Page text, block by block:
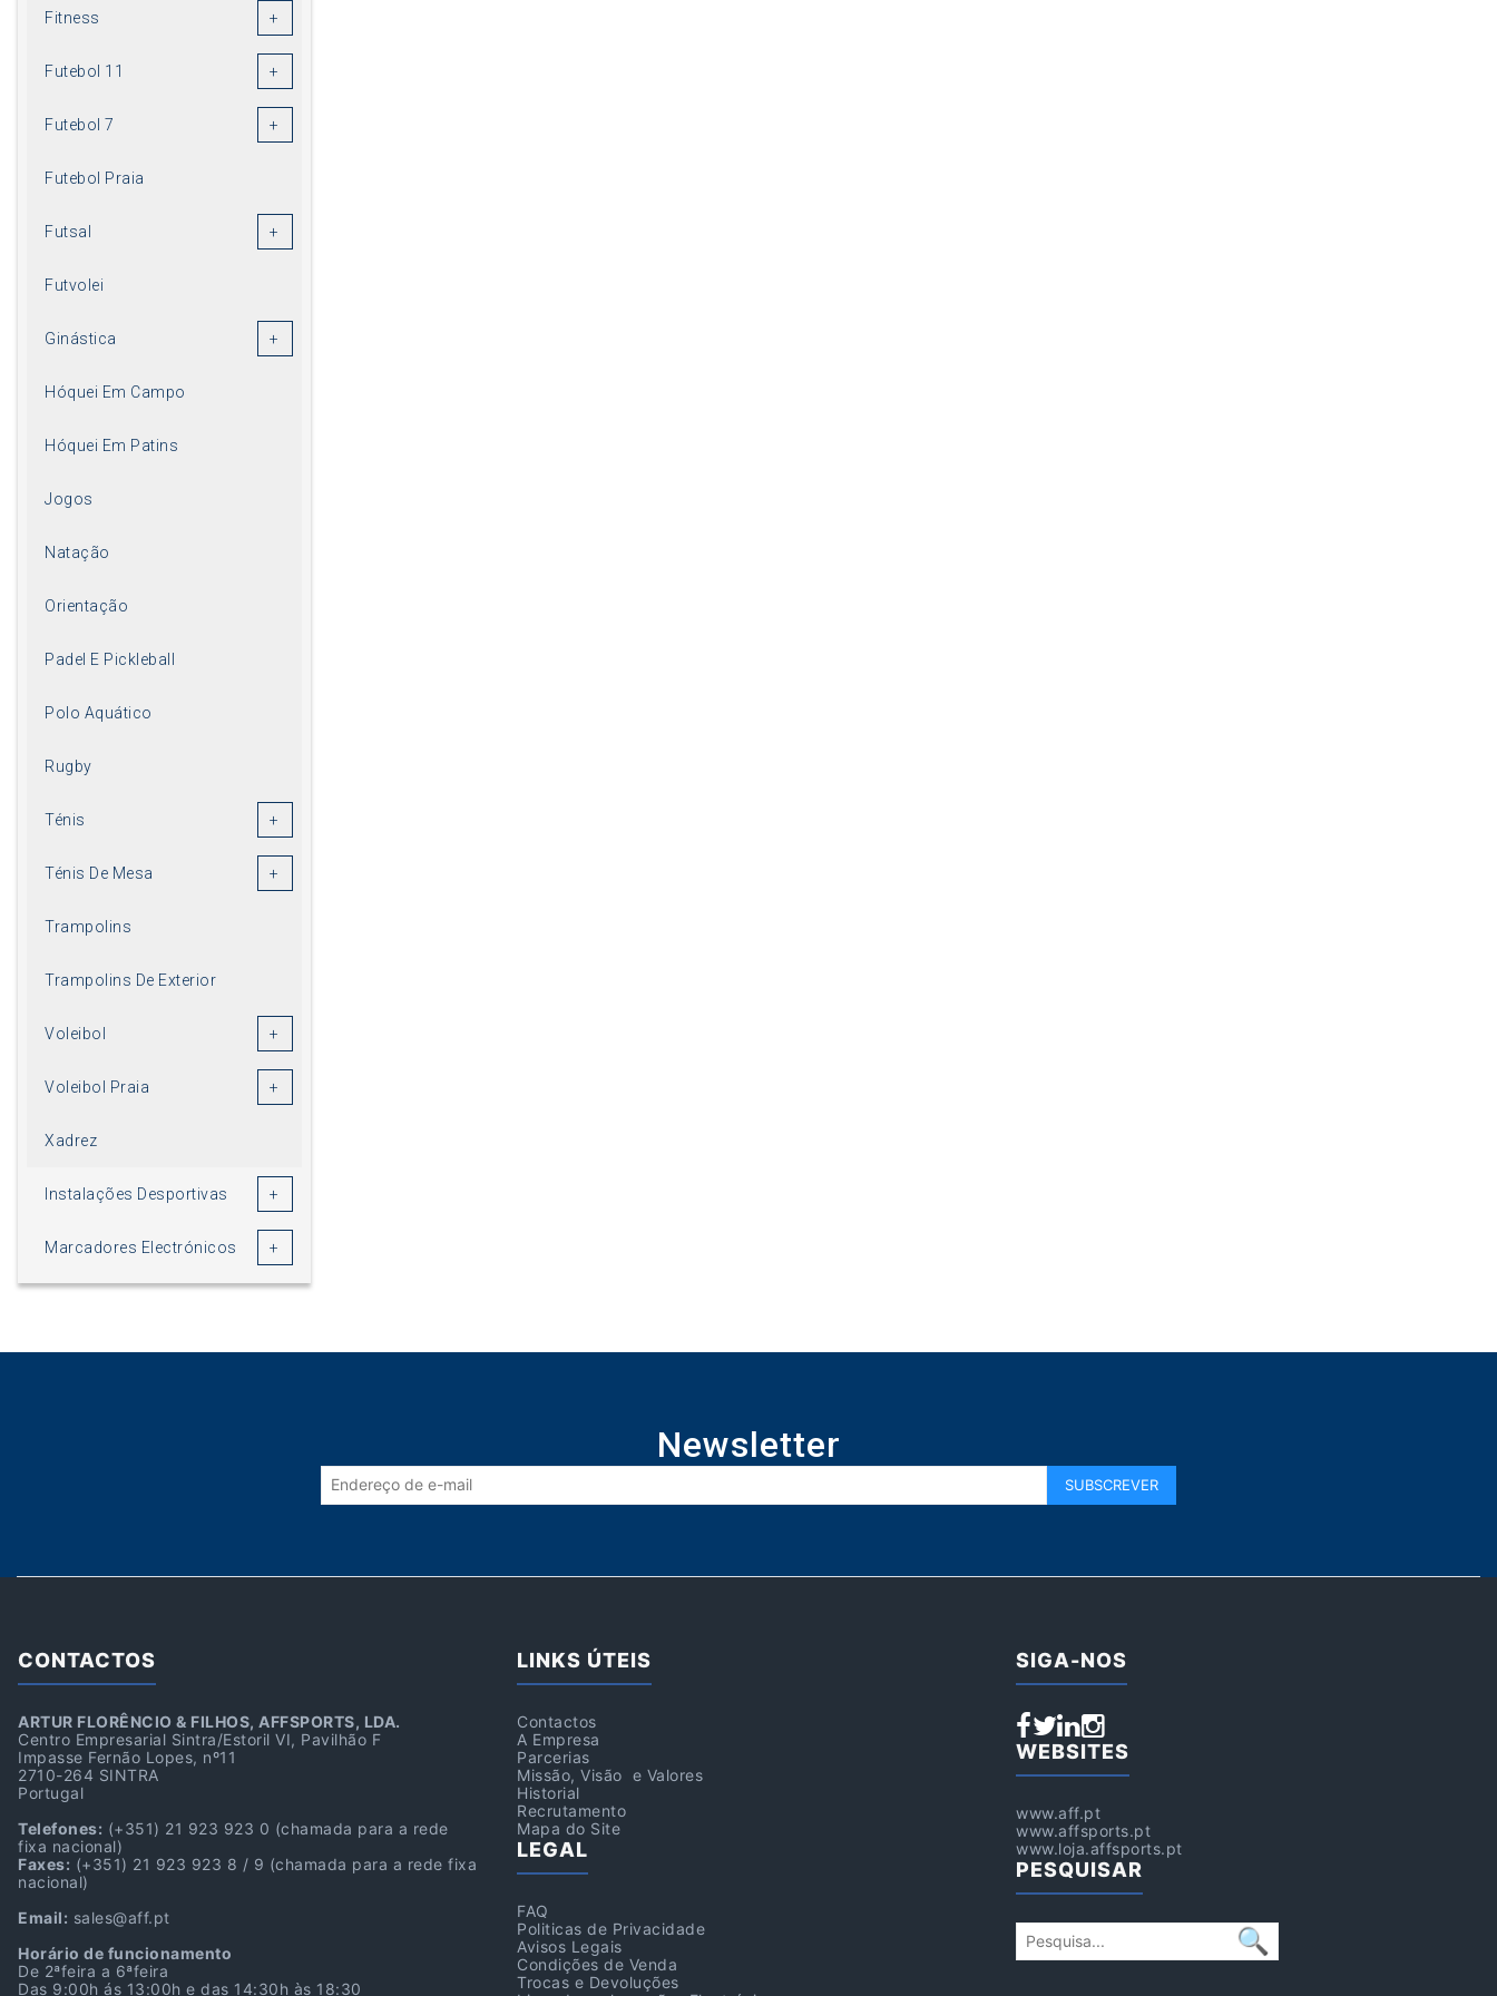
Fitness
Futebol 11
Futebol 7
Futebol Praia
Futsal
Futvolei
Ginástica
Hóquei Em Campo
Hóquei Em Patins
Jogos
Natação
Orientação
Padel E Pickleball
Polo Aquático
Rugby
Ténis
Ténis De Mesa
Trampolins
Trampolins De Exterior
Voleibol
Voleibol Praia
Xadrez
Instalações Desportivas
Marcadores Electrónicos
Newsletter
CONTACTOS
ARTUR FLORÊNCIO & FILHOS, AFFSPORTS, LDA.
Centro Empresarial Sintra/Estoril VI, Pavilhão F
Impasse Fernão Lopes, nº11
2710-264 SINTRA
Portugal
Telefones: (+351) 21 923 923 0 (chamada para a rede
fixa nacional)
Faxes: (+351) 21 923 923 8 / 9 (chamada para a rede fixa
nacional)
Email: sales@aff.pt
Horário de funcionamento
De 2ªfeira a 6ªfeira
Das 9:00h ás 13:00h e das 14:30h às 18:30
LINKS ÚTEIS
Contactos
A Empresa
Parcerias
Missão, Visão e Valores
Historial
Recrutamento
Mapa do Site
LEGAL
FAQ
Politicas de Privacidade
Avisos Legais
Condições de Venda
Trocas e Devoluções
SIGA-NOS
WEBSITES
www.aff.pt
www.affsports.pt
www.loja.affsports.pt
PESQUISAR